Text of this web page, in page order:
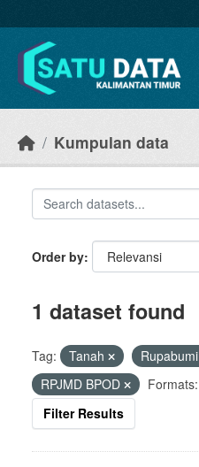
Kumpulan data
Order by
1 dataset found
Tag: Tanah Rupabumi
RPJMD BPOD
Formats:
Filter Results